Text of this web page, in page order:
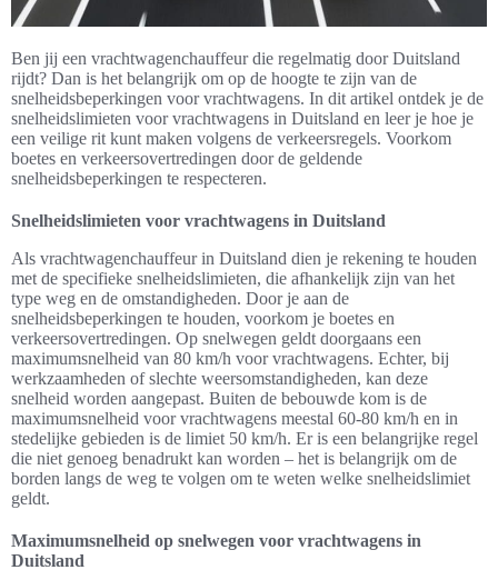
Ben jij een vrachtwagenchauffeur die regelmatig door Duitsland
rijdt? Dan is het belangrijk om op de hoogte te zijn van de
snelheidsbeperkingen voor vrachtwagens. In dit artikel ontdek je de
snelheidslimieten voor vrachtwagens in Duitsland en leer je hoe je
een veilige rit kunt maken volgens de verkeersregels. Voorkom
boetes en verkeersovertredingen door de geldende
snelheidsbeperkingen te respecteren.
Snelheidslimieten voor vrachtwagens in Duitsland
Als vrachtwagenchauffeur in Duitsland dien je rekening te houden
met de specifieke snelheidslimieten, die afhankelijk zijn van het
type weg en de omstandigheden. Door je aan de
snelheidsbeperkingen te houden, voorkom je boetes en
verkeersovertredingen. Op snelwegen geldt doorgaans een
maximumsnelheid van 80 km/h voor vrachtwagens. Echter, bij
werkzaamheden of slechte weersomstandigheden, kan deze
snelheid worden aangepast. Buiten de bebouwde kom is de
maximumsnelheid voor vrachtwagens meestal 60-80 km/h en in
stedelijke gebieden is de limiet 50 km/h. Er is een belangrijke regel
die niet genoeg benadrukt kan worden – het is belangrijk om de
borden langs de weg te volgen om te weten welke snelheidslimiet
geldt.
Maximumsnelheid op snelwegen voor vrachtwagens in
Duitsland